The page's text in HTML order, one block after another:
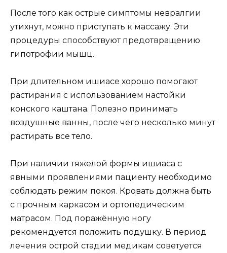
После того как острые симптомы невралгии
утихнут, можно приступать к массажу. Эти
процедуры способствуют предотвращению
гипотрофии мышц.
При длительном ишиасе хорошо помогают
растирания с использованием настойки
конского каштана. Полезно принимать
воздушные ванны, после чего несколько минут
растирать все тело.
При наличии тяжелой формы ишиаса с
явными проявлениями пациенту необходимо
соблюдать режим покоя. Кровать должна быть
с прочным каркасом и ортопедическим
матрасом. Под поражённую ногу
рекомендуется положить подушку. В период
лечения острой стадии медикам советуется